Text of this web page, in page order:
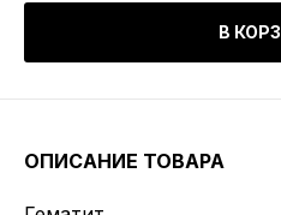
В
ОПИСАНИЕ ТОВАРА